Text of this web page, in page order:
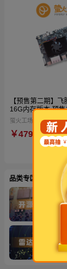
【预售第二期】飞
16G内存版本 预售立减200元
到手仅4599元！再
与散热风扇！国产
源硬件
萤火工场（Firefly
￥4799
品类专区